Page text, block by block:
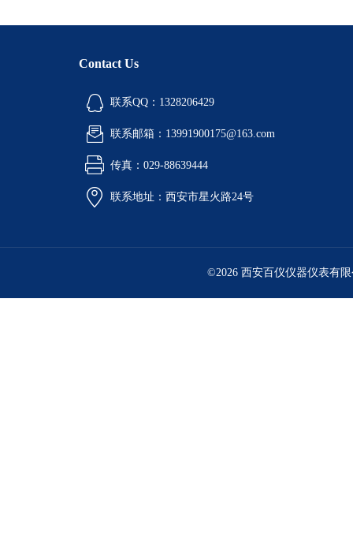
Contact Us
联系QQ：1328206429
联系邮箱：13991900175@163.com
传真：029-88639444
联系地址：西安市星火路24号
©2026 西安百仪仪器仪表有